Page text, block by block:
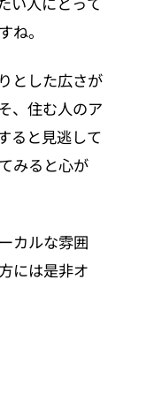
ね。
とした広さが
、住む人のア
ると見逃して
みると心が
カルな雰囲
には是非オ